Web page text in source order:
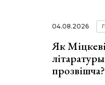
04.08.2026
Як
прозвішча?